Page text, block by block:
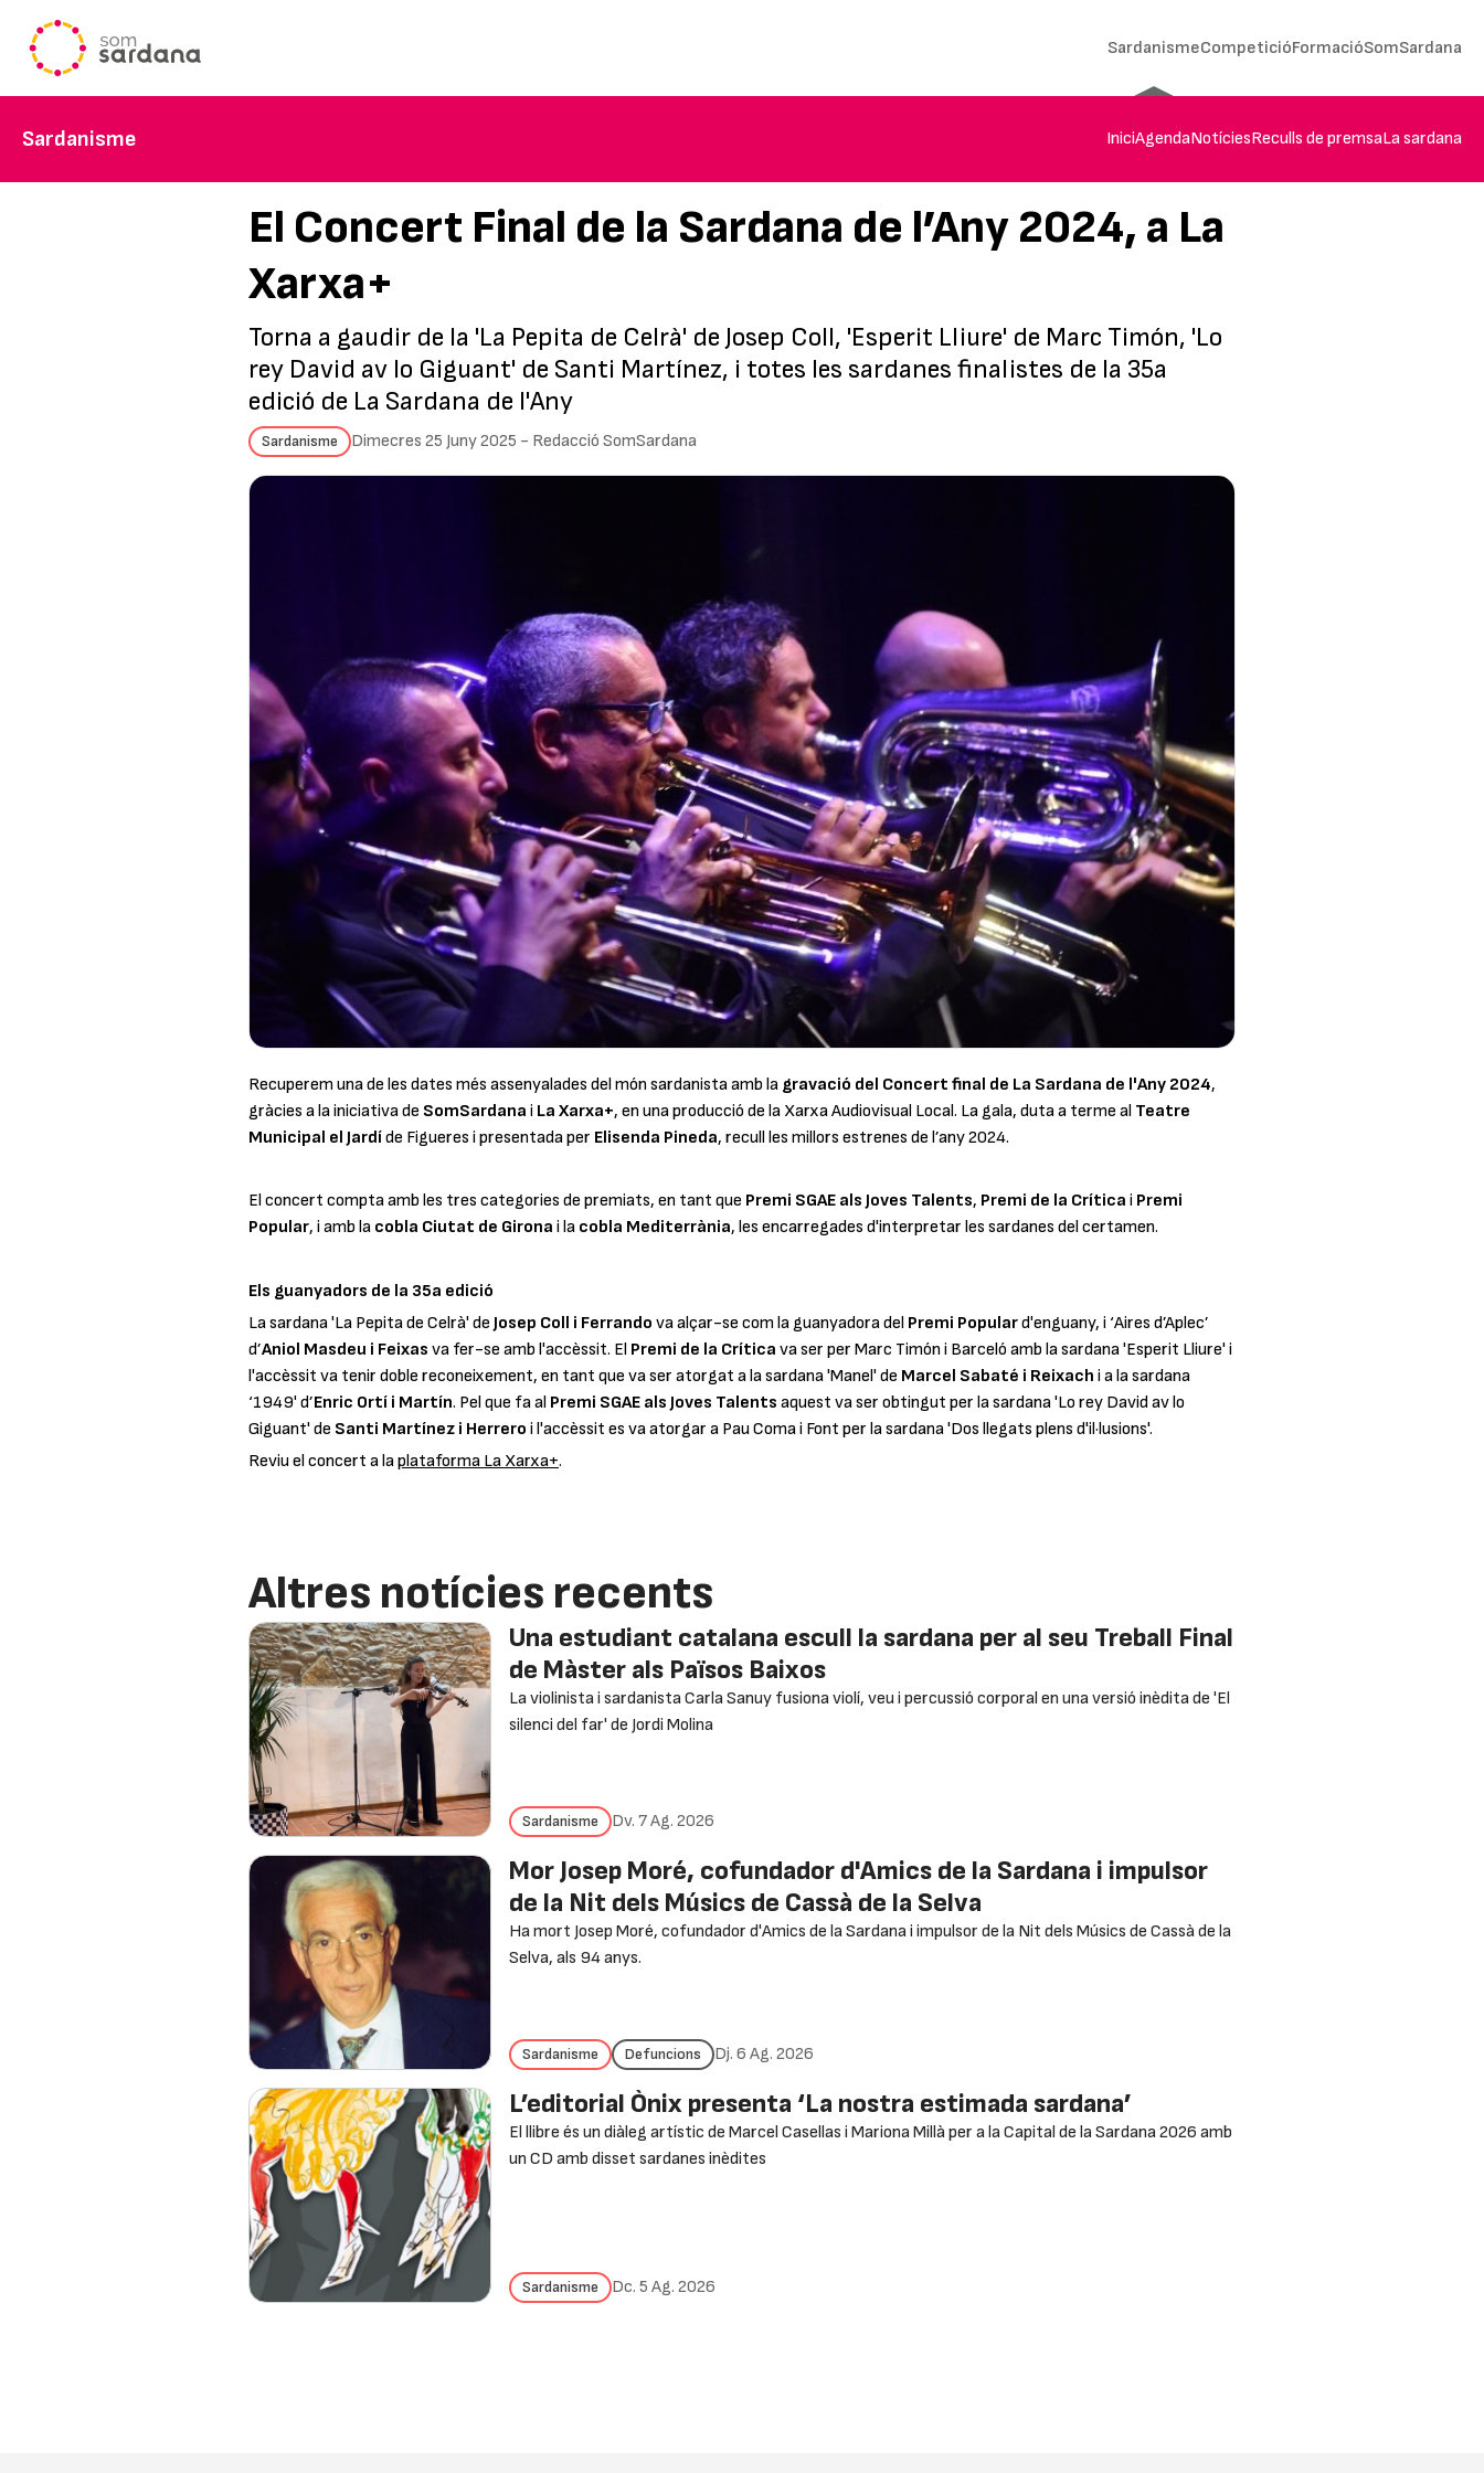
SardanismeCompeticióFormacióSomSardana
Sardanisme IniciAgendaNotíciesReculls de premsaLa sardana
El Concert Final de la Sardana de l’Any 2024, a La
Xarxa+
Torna a gaudir de la 'La Pepita de Celrà' de Josep Coll, 'Esperit Lliure' de Marc Timón, 'Lo
rey David av lo Giguant' de Santi Martínez, i totes les sardanes finalistes de la 35a
edició de La Sardana de l'Any
Sardanisme Dimecres 25 Juny 2025 - Redacció SomSardana
Recuperem una de les dates més assenyalades del món sardanista amb la gravació del Concert final de La Sardana de l'Any 2024,
gràcies a la iniciativa de SomSardana i La Xarxa+, en una producció de la Xarxa Audiovisual Local. La gala, duta a terme al Teatre
Municipal el Jardíde Figueres i presentada per Elisenda Pineda, recull les millors estrenes de l’any 2024.
El concert compta amb les tres categories de premiats, en tant que Premi SGAE als Joves Talents, Premi de la Crítica i Premi
Popular, i amb la cobla Ciutat de Girona i la cobla Mediterrània, les encarregades d'interpretar les sardanes del certamen.
Els guanyadors de la 35a edició
La sardana 'La Pepita de Celrà' de Josep Coll i Ferrando va alçar-se com la guanyadora del Premi Populard'enguany, i ‘Aires d’Aplec’
d’Aniol Masdeu i Feixas va fer-se amb l'accèssit. El Premi de la Crítica va ser per Marc Timón i Barceló amb la sardana 'Esperit Lliure' i
l'accèssit va tenir doble reconeixement, en tant que va ser atorgat a la sardana 'Manel' de Marcel Sabaté i Reixach i a la sardana
‘1949' d’Enric Ortí i Martín. Pel que fa al Premi SGAE als Joves Talents aquest va ser obtingut per la sardana 'Lo rey David av lo
Giguant' de Santi Martínez i Herrero i l'accèssit es va atorgar a Pau Coma i Font per la sardana 'Dos llegats plens d'il·lusions'.
Reviu el concert a laplataforma La Xarxa+.
Altres notícies recents
Una estudiant catalana escull la sardana per al seu Treball Final
de Màster als Països Baixos
La violinista i sardanista Carla Sanuy fusiona violí, veu i percussió corporal en una versió inèdita de 'El
silenci del far' de Jordi Molina
Sardanisme Dv. 7 Ag. 2026
Mor Josep Moré, cofundador d'Amics de la Sardana i impulsor
de la Nit dels Músics de Cassà de la Selva
Ha mort Josep Moré, cofundador d'Amics de la Sardana i impulsor de la Nit dels Músics de Cassà de la
Selva, als 94 anys.
Sardanisme Defuncions Dj. 6 Ag. 2026
L’editorial Ònix presenta ‘La nostra estimada sardana’
El llibre és un diàleg artístic de Marcel Casellas i Mariona Millà per a la Capital de la Sardana 2026 amb
un CD amb disset sardanes inèdites
Sardanisme Dc. 5 Ag. 2026